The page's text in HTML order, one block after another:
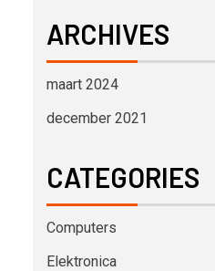
ARCHIVES
maart 2024
december 2021
CATEGORIES
Computers
Elektronica